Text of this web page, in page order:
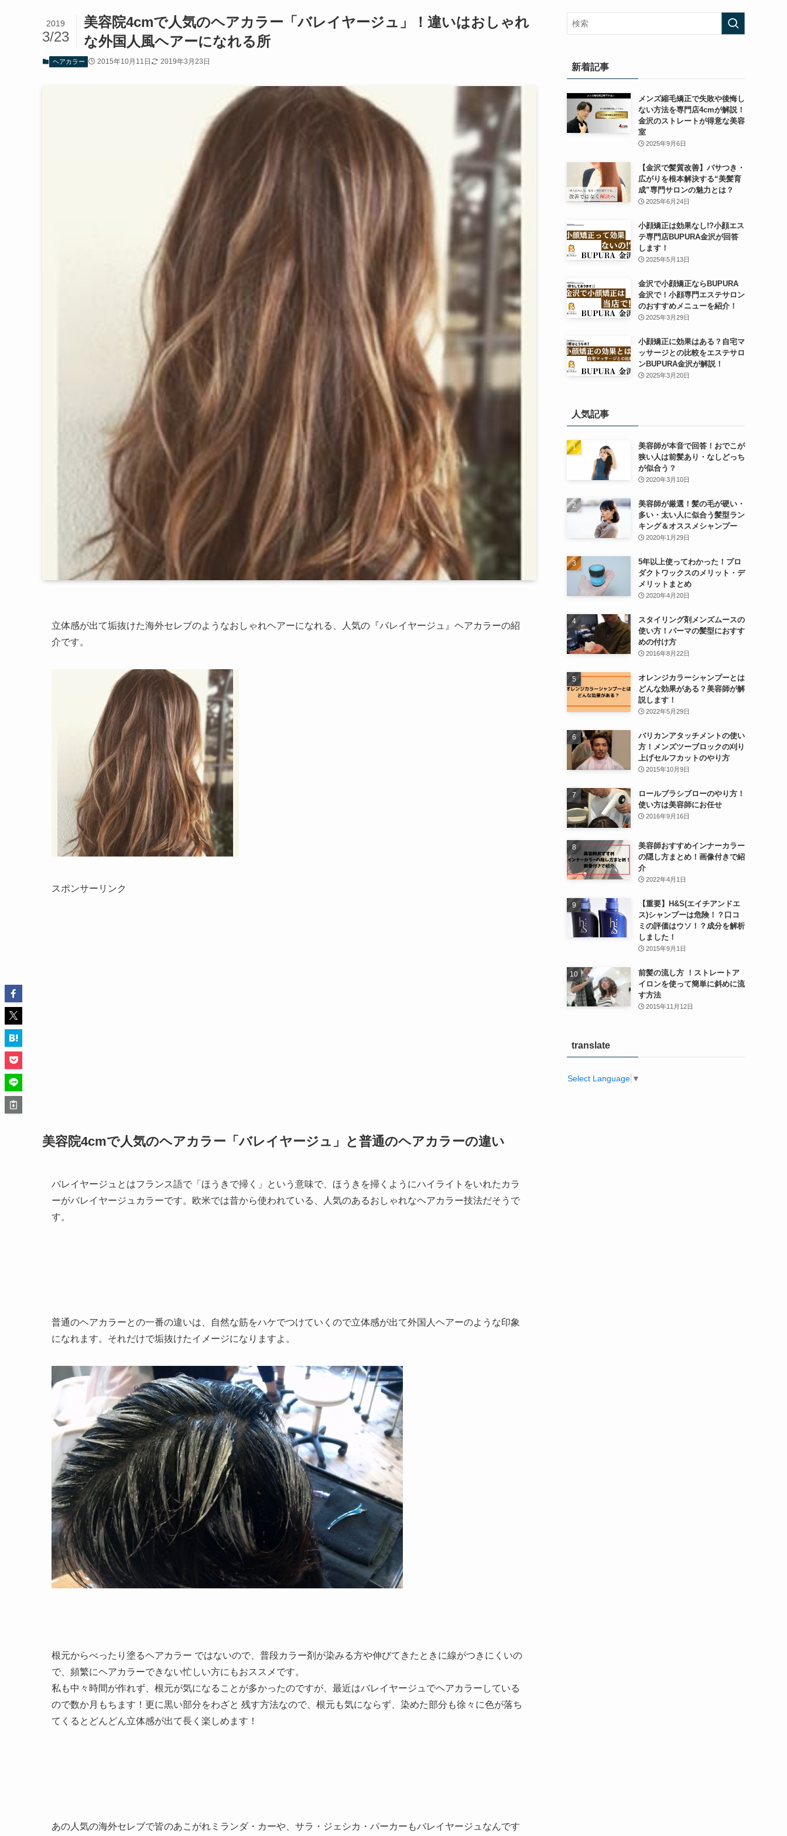
美容院4cmで人気のヘアカラー「バレイヤージュ」！違いはおしゃれ
な外国人風ヘアーになれる所
2019
3/23
ヘアカラー 2015年10月11日 2019年3月23日
立体感が出て垢抜けた海外セレブのようなおしゃれヘアーになれる、人気の『バレイヤージュ』ヘアカラーの紹
介です。
スポンサーリンク
美容院4cmで人気のヘアカラー「バレイヤージュ」と普通のヘアカラーの違い
バレイヤージュとはフランス語で「ほうきで掃く」という意味で、ほうきを掃くようにハイライトをいれたカラ
ーがバレイヤージュカラーです。欧米では昔から使われている、人気のあるおしゃれなヘアカラー技法だそうで
す。
普通のヘアカラーとの一番の違いは、自然な筋をハケでつけていくので立体感が出て外国人ヘアーのような印象
になれます。それだけで垢抜けたイメージになりますよ。
根元からべったり塗るヘアカラー ではないので、普段カラー剤が染みる方や伸びてきたときに線がつきにくいの
で、頻繁にヘアカラーできない忙しい方にもおススメです。
私も中々時間が作れず、根元が気になることが多かったのですが、最近はバレイヤージュでヘアカラーしている
ので数か月もちます！更に黒い部分をわざと 残す方法なので、根元も気にならず、染めた部分も徐々に色が落ち
てくるとどんどん立体感が出て長く楽しめます！
あの人気の海外セレブで皆のあこがれミランダ・カーや、サラ・ジェシカ・パーカーもバレイヤージュなんです
新着記事
メンズ縮毛矯正で失敗や後悔し
ない方法を専門店4cmが解説！
金沢のストレートが得意な美容
室
2025年9月6日
【金沢で髪質改善】パサつき・
広がりを根本解決する“美髪育
成”専門サロンの魅力とは？
2025年6月24日
小顔矯正は効果なし!?小顔エス
テ専門店BUPURA金沢が回答
します！
2025年5月13日
金沢で小顔矯正ならBUPURA
金沢で！小顔専門エステサロン
のおすすめメニューを紹介！
2025年3月29日
小顔矯正に効果はある？自宅マ
ッサージとの比較をエステサロ
ンBUPURA金沢が解説！
2025年3月20日
人気記事
美容師が本音で回答！おでこが
狭い人は前髪あり・なしどっち
が似合う？
2020年3月10日
美容師が厳選！髪の毛が硬い・
多い・太い人に似合う髪型ラン
キング＆オススメシャンプー
2020年1月29日
5年以上使ってわかった！プロ
ダクトワックスのメリット・デ
メリットまとめ
2020年4月20日
スタイリング剤メンズムースの
使い方！パーマの髪型におすす
めの付け方
2016年8月22日
オレンジカラーシャンプーとは
どんな効果がある？美容師が解
説します！
2022年5月29日
バリカンアタッチメントの使い
方！メンズツーブロックの刈り
上げセルフカットのやり方
2015年10月9日
ロールブラシブローのやり方！
使い方は美容師にお任せ
2016年9月16日
美容師おすすめインナーカラー
の隠し方まとめ！画像付きで紹
介
2022年4月1日
【重要】H&S(エイチアンドエ
ス)シャンプーは危険！？口コ
ミの評価はウソ！？成分を解析
しました！
2015年9月1日
前髪の流し方 ！ストレートア
イロンを使って簡単に斜めに流
す方法
2015年11月12日
translate
Select Language ▼